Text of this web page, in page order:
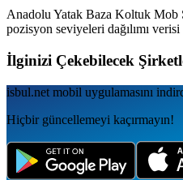
Anadolu Yatak Baza Koltuk Mob
pozisyon seviyeleri dağılımı
İlginizi Çekebilecek
isbul.net mobil uygulamаsını
Hiçbir güncellemeyi kaçırmayın!